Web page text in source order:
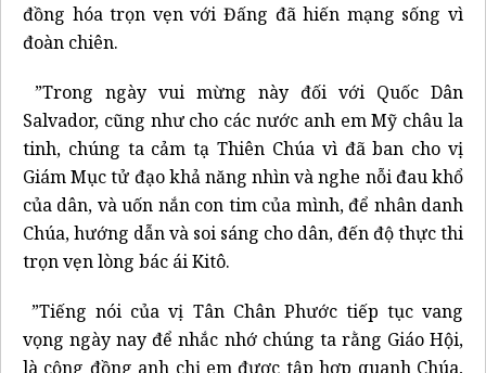
đồng hóa trọn vẹn với Đấng đã hiến mạng sống vì
đoàn chiên.
”Trong ngày vui mừng này đối với Quốc Dân
Salvador, cũng như cho các nước anh em Mỹ châu la
tinh, chúng ta cảm tạ Thiên Chúa vì đã ban cho vị
Giám Mục tử đạo khả năng nhìn và nghe nỗi đau khổ
của dân, và uốn nắn con tim của mình, để nhân danh
Chúa, hướng dẫn và soi sáng cho dân, đến độ thực thi
trọn vẹn lòng bác ái Kitô.
”Tiếng nói của vị Tân Chân Phước tiếp tục vang
vọng ngày nay để nhắc nhớ chúng ta rằng Giáo Hội,
là cộng đồng anh chị em được tập hợp quanh Chúa,